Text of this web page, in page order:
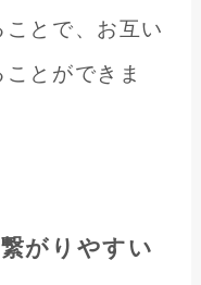
とで、お互い
とができま
がりやすい